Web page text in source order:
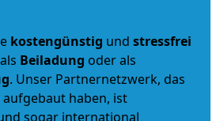
kostengünstig und stressfrei
Beiladung oder als
. Unser Partnernetzwerk, das
haben, ist
sogar international